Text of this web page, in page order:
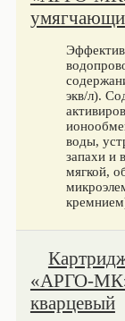
экв/л).
воды,
запахи и
мягкой,
«АРГО-
кварцевый